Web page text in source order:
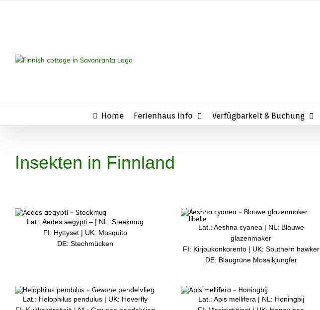
Home Ferienhaus info Verfügbarkeit & Buchung
Insekten in Finnland
Lat.: Aedes aegypti – | NL: Steekmug
FI: Hyttyset | UK: Mosquito
DE: Stechmücken
Lat.: Aeshna cyanea | NL: Blauwe
glazenmaker
FI: Kirjoukonkorento | UK: Southern hawker
DE: Blaugrüne Mosaikjungfer
Lat.: Helophilus pendulus | UK: Hoverfly
Lat.: Apis mellifera | NL: Honingbij